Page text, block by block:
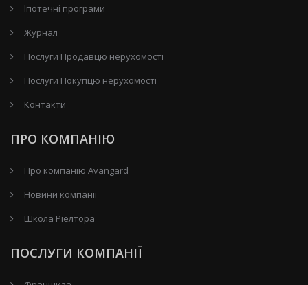
Іпотечні програми
Журнал
Послуги Продавцю нерухомості
Послуги Покупцю нерухомості
Контакти
ПРО КОМПАНІЮ
Про компанію Avangard
Новини компанії
Школа Ріелтора
ПОСЛУГИ КОМПАНІЇ